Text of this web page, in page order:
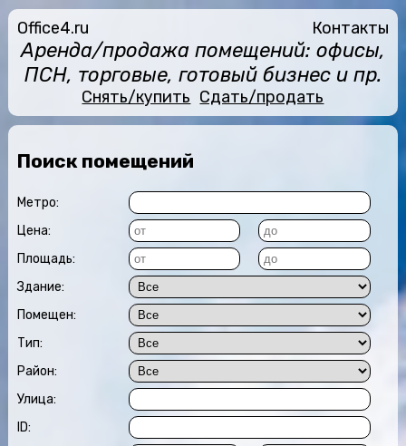
Office4.ru Контакты
Аренда/продажа помещений: офисы,
ПСН, торговые, готовый бизнес и пр.
Снять/купить Сдать/продать
Поиск помещений
Метро:
Цена:
Площадь:
Здание:
Помещен:
Тип:
Район:
Улица:
ID: